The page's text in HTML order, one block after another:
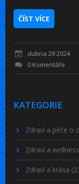
ČÍST VÍCE
dubna 29 2024
0 Komentáře
KATEGORIE
Zdraví a péče o
Zdraví a wellness
Zdraví a krása